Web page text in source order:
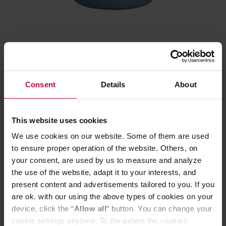
Consent Details About
This website uses cookies
We use cookies on our website. Some of them are used
to ensure proper operation of the website. Others, on
your consent, are used by us to measure and analyze
the use of the website, adapt it to your interests, and
present content and advertisements tailored to you. If you
are ok. with our using the above types of cookies on your
device, click the “Allow all” button. You can change your
cookie settings anytime. To the extent the cookies